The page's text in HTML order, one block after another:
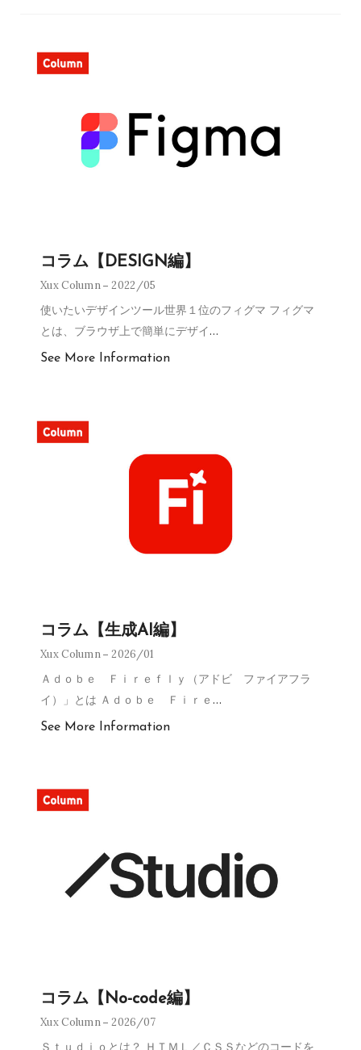
コラム【DESIGN編】
Xux Column 2022/05
使いたいデザインツール世界１位のフィグマ フィグマ
とは、ブラウザ上で簡単にデザイ…
See More Information
コラム【生成AI編】
Xux Column 2026/01
Ａｄｏｂｅ Ｆｉｒｅｆｌｙ（アドビ ファイアフラ
イ）」とは Ａｄｏｂｅ Ｆｉｒｅ …
See More Information
コラム【No-code編】
Xux Column 2026/07
Ｓｔｕｄｉｏとは？ ＨＴＭＬ／ＣＳＳなどのコードを